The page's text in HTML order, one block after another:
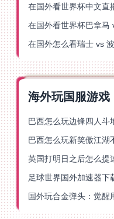
海外玩国服游戏
英国打明日之后怎么提